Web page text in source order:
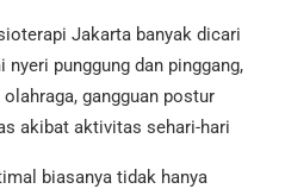
Jakarta banyak dicari
punggung dan pinggang,
gangguan postur
akibat aktivitas sehari-hari
biasanya tidak hanya